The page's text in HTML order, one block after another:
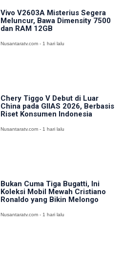
Vivo V2603A Misterius Segera
Meluncur, Bawa Dimensity 7500
dan RAM 12GB
Nusantaratv.com - 1 hari lalu
Chery Tiggo V Debut di Luar
China pada GIIAS 2026, Berbasis
Riset Konsumen Indonesia
Nusantaratv.com - 1 hari lalu
Bukan Cuma Tiga Bugatti, Ini
Koleksi Mobil Mewah Cristiano
Ronaldo yang Bikin Melongo
Nusantaratv.com - 1 hari lalu